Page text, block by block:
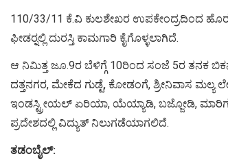
110/33/11 ಕೆ.ವಿ ಕುಲಶೇಖರ ಉಪಕೇಂದ್ರದಿಂದ
ಫೀಡರ್‍ನಲ್ಲಿ ದುರಸ್ತಿ ಕಾಮಗಾರಿ ಕೈಗೊಳ್ಳಲಾಗಿದೆ.
ಆ ನಿಮಿತ್ತ ಜೂ.9ರ ಬೆಳಿಗ್ಗೆ 10ರಿಂದ ಸಂಜೆ 5ರ ತನಕ
ದತ್ತನಗರ, ಮೇಕೆದ ಗುಡ್ಟೆ, ಕೋಡಂಗೆ, ಶ್ರೀನಿವಾಸ
ಇಂಡಸ್ಟ್ರೀಯಲ್ ಏರಿಯಾ, ಯೆಯ್ಯಾಡಿ, ಬಜ್ಜೋಡಿ,
ಪ್ರದೇಶದಲ್ಲಿ ವಿದ್ಯುತ್ ನಿಲುಗಡೆಯಾಗಲಿದೆ.
ತಡಂಬೈಲ್: